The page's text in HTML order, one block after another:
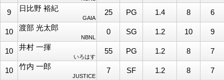
9 日比野 裕紀
GAIA
25 PG 1.4 8 6
10 渡部 光太郎
NBNL
0 SG 1.2 10 9
10 井村 一揮
いろはす
55 PG 1.2 8 7
10 竹内 一郎
JUSTICE
7 SF 1.2 8 7